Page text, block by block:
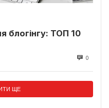
блогінгу: ТОП 10
0
ЩЕ